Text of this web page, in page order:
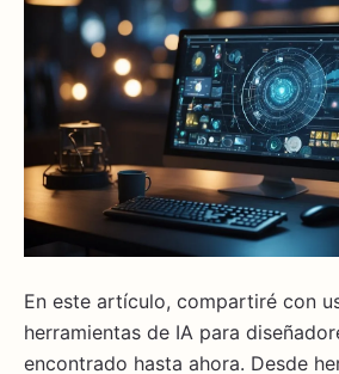
En este artículo, compartiré con
herramientas de IA para
encontrado hasta ahora. Desde